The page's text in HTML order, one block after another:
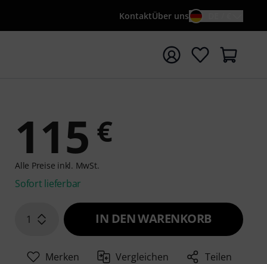
KontaktÜber uns
mit Suchwort {searchTerm} starten
115 €
Alle Preise inkl. MwSt.
Sofort lieferbar
1 IN DEN WARENKORB
Merken Vergleichen Teilen